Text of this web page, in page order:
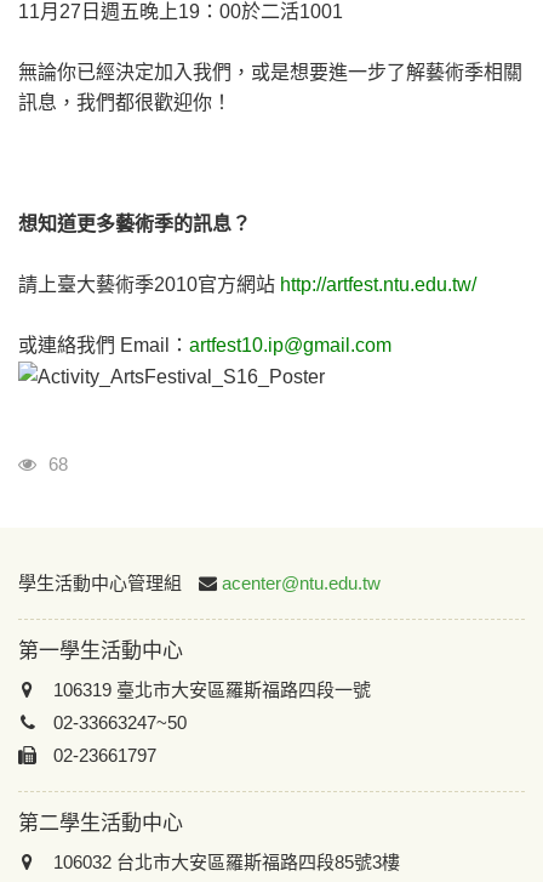
11月27日週五晚上19：00於二活1001
無論你已經決定加入我們，或是想要進一步了解藝術季相關
訊息，我們都很歡迎你！
想知道更多藝術季的訊息？
請上臺大藝術季2010官方網站 http://artfest.ntu.edu.tw/
或連絡我們 Email： artfest10.ip@gmail.com
瀏覽人次
68
:::
學生活動中心管理組 acenter@ntu.edu.tw
第一學生活動中心
106319 臺北市大安區羅斯福路四段一號
02-33663247~50
02-23661797
第二學生活動中心
106032 台北市大安區羅斯福路四段85號3樓